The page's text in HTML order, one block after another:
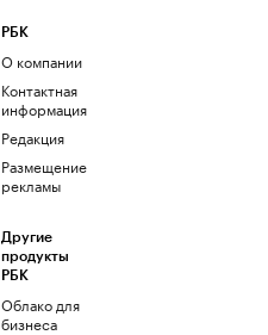
РБК
О компании
Контактная
информация
Редакция
Размещение
рекламы
Другие
продукты
РБК
Облако для
бизнеса